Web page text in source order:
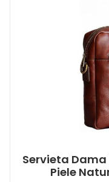
Servieta Dama
Piele